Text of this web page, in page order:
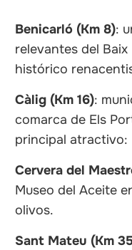
Benicarló (Km 8):
relevantes del
histórico
Càlig (Km 16):
comarca de Els
principal atractivo:
Cervera del
Museo del Aceite
olivos.
Sant Mateu (Km